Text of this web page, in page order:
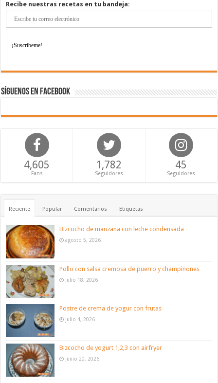
Recibe nuestras recetas en tu bandeja:
Síguenos en Facebook
4,605
Fans
1,782
Seguidores
45
Seguidores
Reciente Popular Comentarios Etiquetas
Bizcocho de manzana con leche condensada
agosto 5, 2026
Pollo con salsa cremosa de puerro y champiñones
julio 18, 2026
Postre de crema de yogur con frutas
julio 4, 2026
Bizcocho de yogurt 1,2,3 con airfryer
junio 20, 2026